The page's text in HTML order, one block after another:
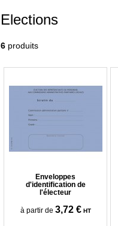
Elections
6 produits
Enveloppes
d'identification de
l'électeur
à partir de 3,72 € HT